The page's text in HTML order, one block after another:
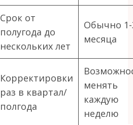
Срок от
полугода до
нескольких лет
Обычно
месяца
Корректировки
раз в квартал/
полгода
менять
каждую
неделю